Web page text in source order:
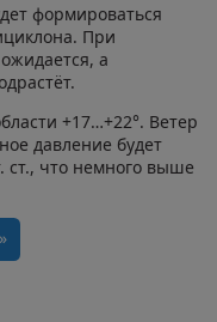
формироваться
При
а
+17…+22°. Ветер
давление будет
ст., что немного выше